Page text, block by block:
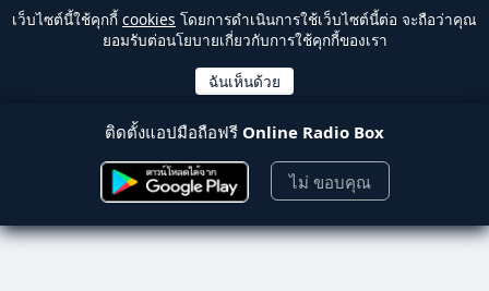
เว็บไซต์นี้ใช้คุกกี้ cookies โดยการดำเนินการใช้เว็บไซต์นี้ต่อ จะถือว่าคุณ
ยอมรับต่อนโยบายเกี่ยวกับการใช้คุกกี้ของเรา
ติดตั้งแอปมือถือฟรี Online Radio Box
ไม่ ขอบคุณ